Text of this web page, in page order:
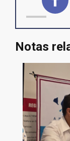
Notas